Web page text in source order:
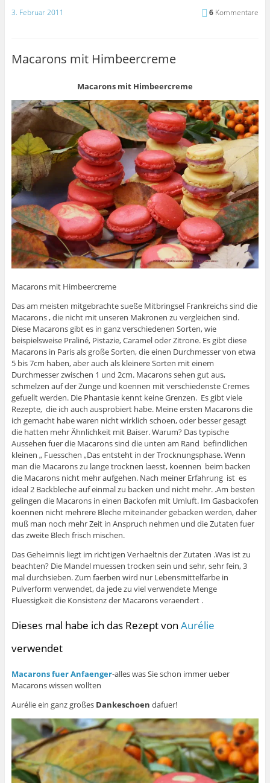
3. Februar 2011 6 Kommentare
Macarons mit Himbeercreme
Macarons mit Himbeercreme
Macarons mit Himbeercreme
Das am meisten mitgebrachte sueße Mitbringsel Frankreichs sind die
Macarons , die nicht mit unseren Makronen zu vergleichen sind.
Diese Macarons gibt es in ganz verschiedenen Sorten, wie
beispielsweise Praliné, Pistazie, Caramel oder Zitrone. Es gibt diese
Macarons in Paris als große Sorten, die einen Durchmesser von etwa
5 bis 7cm haben, aber auch als kleinere Sorten mit einem
Durchmesser zwischen 1 und 2cm. Macarons sehen gut aus,
schmelzen auf der Zunge und koennen mit verschiedenste Cremes
gefuellt werden. Die Phantasie kennt keine Grenzen. Es gibt viele
Rezepte, die ich auch ausprobiert habe. Meine ersten Macarons die
ich gemacht habe waren nicht wirklich schoen, oder besser gesagt
die hatten mehr Ähnlichkeit mit Baiser. Warum? Das typische
Aussehen fuer die Macarons sind die unten am Rand befindlichen
kleinen „ Fuesschen „Das entsteht in der Trocknungsphase. Wenn
man die Macarons zu lange trocknen laesst, koennen beim backen
die Macarons nicht mehr aufgehen. Nach meiner Erfahrung ist es
ideal 2 Backbleche auf einmal zu backen und nicht mehr. .Am besten
gelingen die Macarons in einen Backofen mit Umluft. Im Gasbackofen
koennen nicht mehrere Bleche miteinander gebacken werden, daher
muß man noch mehr Zeit in Anspruch nehmen und die Zutaten fuer
das zweite Blech frisch mischen.
Das Geheimnis liegt im richtigen Verhaeltnis der Zutaten .Was ist zu
beachten? Die Mandel muessen trocken sein und sehr, sehr fein, 3
mal durchsieben. Zum faerben wird nur Lebensmittelfarbe in
Pulverform verwendet, da jede zu viel verwendete Menge
Fluessigkeit die Konsistenz der Macarons veraendert .
Dieses mal habe ich das Rezept von Aurélie
verwendet
Macarons fuer Anfaenger-alles was Sie schon immer ueber
Macarons wissen wollten
Aurélie ein ganz großes Dankeschoen dafuer!